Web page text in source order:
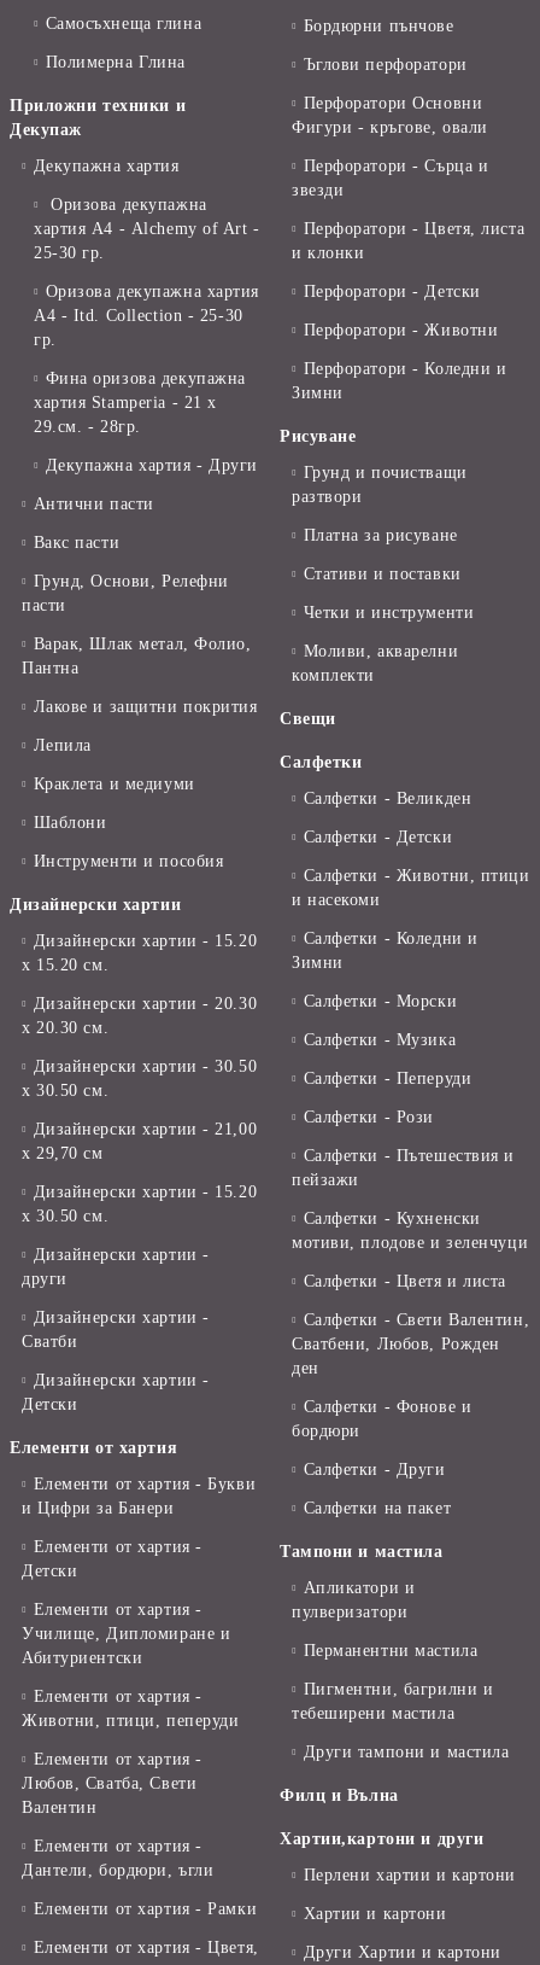
Самосъхнеща глина
Полимерна Глина
Приложни техники и
Декупаж
Декупажна хартия
Оризова декупажна
хартия А4 - Alchemy of Art -
25-30 гр.
Оризова декупажна хартия
А4 - Itd. Collection - 25-30
гр.
Фина оризова декупажна
хартия Stamperia - 21 х
29.см. - 28гр.
Декупажна хартия - Други
Антични пасти
Вакс пасти
Грунд, Основи, Релефни
пасти
Варак, Шлак метал, Фолио,
Пантна
Лакове и защитни покрития
Лепила
Краклета и медиуми
Шаблони
Инструменти и пособия
Дизайнерски хартии
Дизайнерски хартии - 15.20
х 15.20 см.
Дизайнерски хартии - 20.30
х 20.30 см.
Дизайнерски хартии - 30.50
х 30.50 см.
Дизайнерски хартии - 21,00
х 29,70 см
Дизайнерски хартии - 15.20
x 30.50 см.
Дизайнерски хартии -
други
Дизайнерски хартии -
Сватби
Дизайнерски хартии -
Детски
Елементи от хартия
Елементи от хартия - Букви
и Цифри за Банери
Елементи от хартия -
Детски
Елементи от хартия -
Училище, Дипломиране и
Абитуриентски
Елементи от хартия -
Животни, птици, пеперуди
Елементи от хартия -
Любов, Сватба, Свети
Валентин
Елементи от хартия -
Дантели, бордюри, ъгли
Елементи от хартия - Рамки
Елементи от хартия - Цветя,
Бордюрни пънчове
Ъглови перфоратори
Перфоратори Основни
Фигури - кръгове, овали
Перфоратори - Сърца и
звезди
Перфоратори - Цветя, листа
и клонки
Перфоратори - Детски
Перфоратори - Животни
Перфоратори - Коледни и
Зимни
Рисуване
Грунд и почистващи
разтвори
Платна за рисуване
Стативи и поставки
Четки и инструменти
Моливи, акварелни
комплекти
Свещи
Салфетки
Салфетки - Великден
Салфетки - Детски
Салфетки - Животни, птици
и насекоми
Салфетки - Коледни и
Зимни
Салфетки - Морски
Салфетки - Музика
Салфетки - Пеперуди
Салфетки - Рози
Салфетки - Пътешествия и
пейзажи
Салфетки - Кухненски
мотиви, плодове и зеленчуци
Салфетки - Цветя и листа
Салфетки - Свети Валентин,
Сватбени, Любов, Рожден
ден
Салфетки - Фонове и
бордюри
Салфетки - Други
Салфетки на пакет
Тампони и мастила
Апликатори и
пулверизатори
Перманентни мастила
Пигментни, багрилни и
тебеширени мастила
Други тампони и мастила
Филц и Вълна
Хартии,картони и други
Перлени хартии и картони
Хартии и картони
Други Хартии и картони